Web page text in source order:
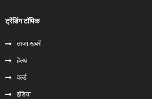
ट्रेंडिंग टॉपिक
ताजा खबरें
हेल्‍थ
वर्ल्ड
इंडिया